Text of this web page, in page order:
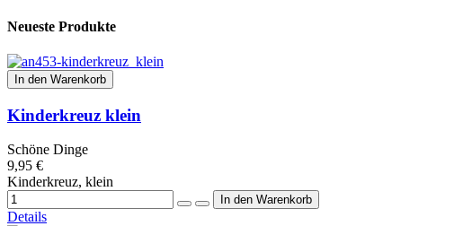
Neueste Produkte
In den Warenkorb
Kinderkreuz klein
Schöne Dinge
9,95 €
Kinderkreuz, klein
Details